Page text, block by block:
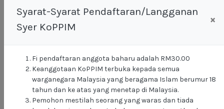
Syarat-Syarat Pendaftaran/Langganan
Syer KoPPIM
×
Fi pendaftaran anggota baharu adalah RM30.00
Keanggotaan KoPPIM terbuka kepada semua
warganegara Malaysia yang beragama Islam berumur 18
tahun dan ke atas yang menetap di Malaysia.
Pemohon mestilah seorang yang waras dan tiada